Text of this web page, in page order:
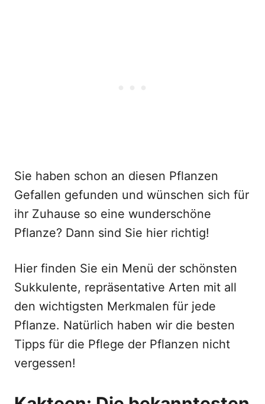
Sie haben schon an diesen Pflanzen
Gefallen gefunden und wünschen sich für
ihr Zuhause so eine wunderschöne
Pflanze? Dann sind Sie hier richtig!
Hier finden Sie ein Menü der schönsten
Sukkulente, repräsentative Arten mit all
den wichtigsten Merkmalen für jede
Pflanze. Natürlich haben wir die besten
Tipps für die Pflege der Pflanzen nicht
vergessen!